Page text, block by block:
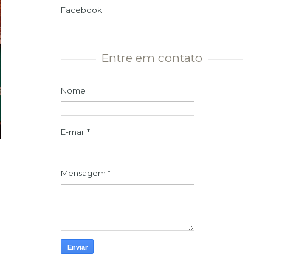
Facebook
Entre em contato
Nome
E-mail *
Mensagem *